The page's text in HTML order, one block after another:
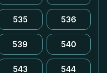
535 536
539 540
543 544